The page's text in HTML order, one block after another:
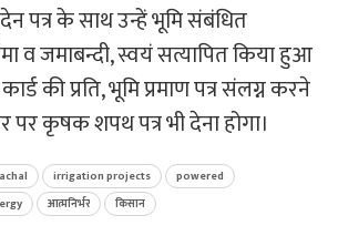
के साथ उन्हें भूमि संबंधित
व जमाबन्दी, स्वयं सत्यापित किया हुआ
की प्रति, भूमि प्रमाण पत्र संलग्न करने
पर कृषक शपथ पत्र भी देना होगा।
irrigation projects
powered
आत्मनिर्भर किसान